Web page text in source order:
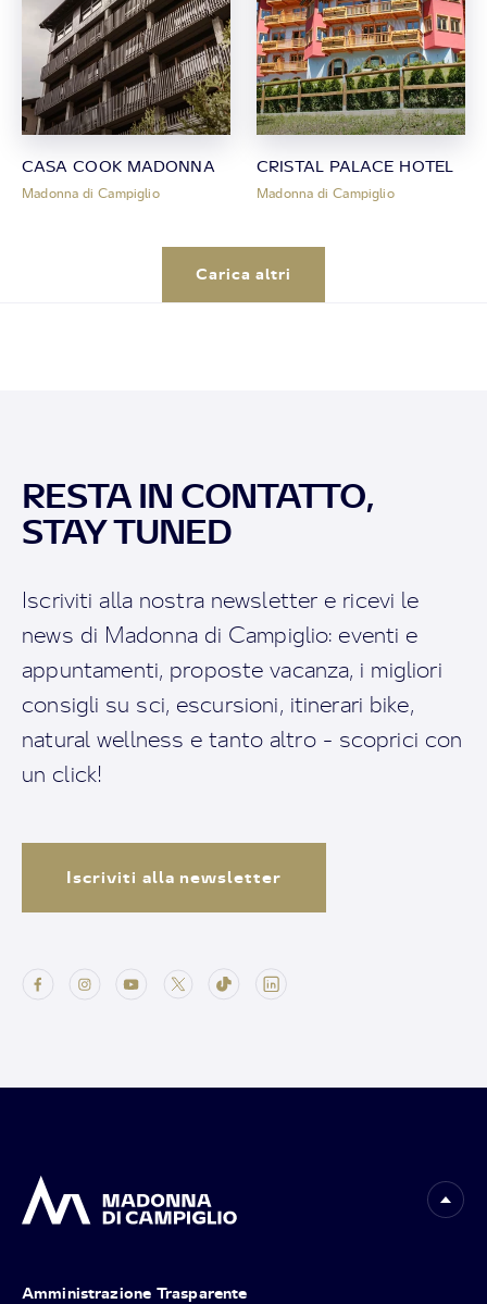
CASA COOK MADONNA
Madonna di Campiglio
CRISTAL PALACE HOTEL
Madonna di Campiglio
Carica altri
RESTA IN CONTATTO,
STAY TUNED
Iscriviti alla nostra newsletter e ricevi le
news di Madonna di Campiglio: eventi e
appuntamenti, proposte vacanza, i migliori
consigli su sci, escursioni, itinerari bike,
natural wellness e tanto altro - scoprici con
un click!
Iscriviti alla newsletter
Amministrazione Trasparente